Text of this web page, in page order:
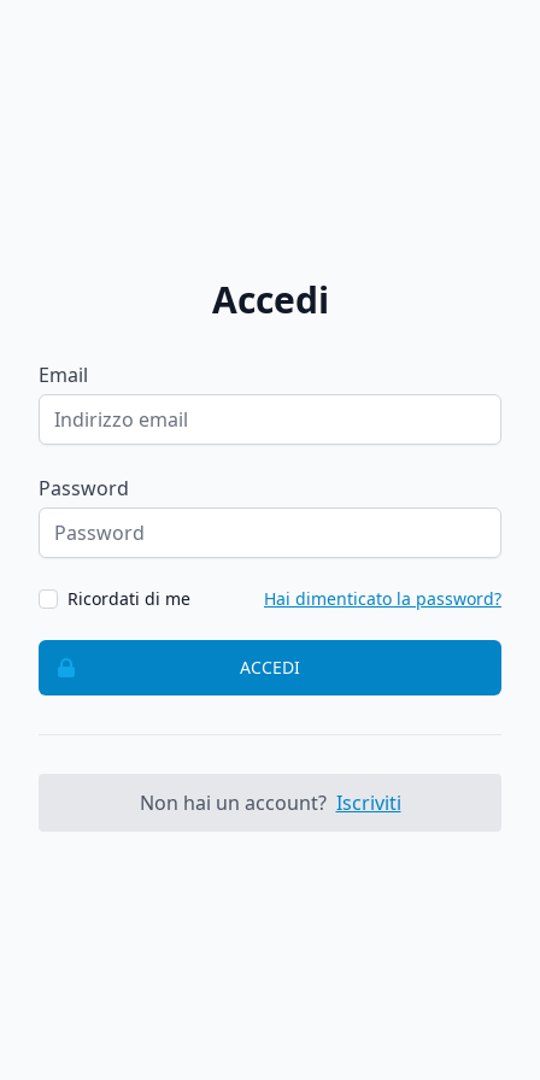
Accedi
Email
Password
Ricordati di me Hai dimenticato la password?
ACCEDI
Non hai un account? Iscriviti